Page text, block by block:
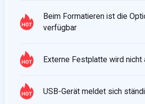
Beim Formatieren ist die
verfügbar
Externe Festplatte wird nicht
USB-Gerät meldet sich